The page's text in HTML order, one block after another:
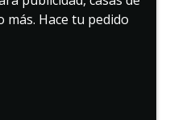
más. Hace tu pedido